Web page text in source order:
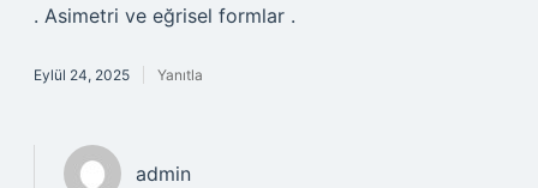
. Asimetri ve eğrisel formlar .
Eylül 24, 2025 Yanıtla
admin